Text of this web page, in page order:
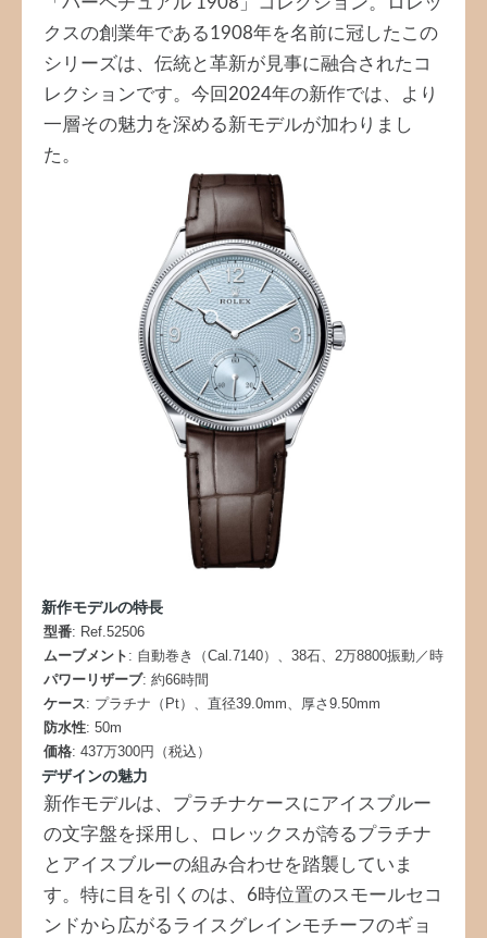
クスの創業年である1908年を名前に冠したこの
シリーズは、伝統と革新が見事に融合されたコ
レクションです。今回2024年の新作では、より
一層その魅力を深める新モデルが加わりまし
た。
新作モデルの特長
型番: Ref.52506
ムーブメント : 自動巻き（Cal.7140）、38石、2万8800振動／時
パワーリザーブ: 約66時間
ケース: プラチナ（Pt）、直径39.0mm、厚さ9.50mm
防水性: 50m
価格: 437万300円（税込）
デザインの魅力
新作モデルは、プラチナケースにアイスブルー
の文字盤を採用し、ロレックスが誇るプラチナ
とアイスブルーの組み合わせを踏襲していま
す。特に目を引くのは、6時位置のスモールセコ
ンドから広がるライスグレインモチーフのギョ